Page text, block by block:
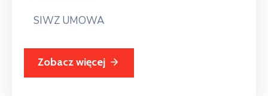
SIWZ UMOWA
Zobacz więcej